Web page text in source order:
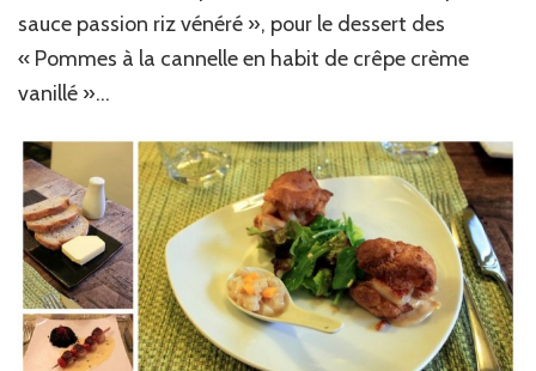
sauce passion riz vénéré », pour le dessert des
« Pommes à la cannelle en habit de crêpe crème
vanillé »…